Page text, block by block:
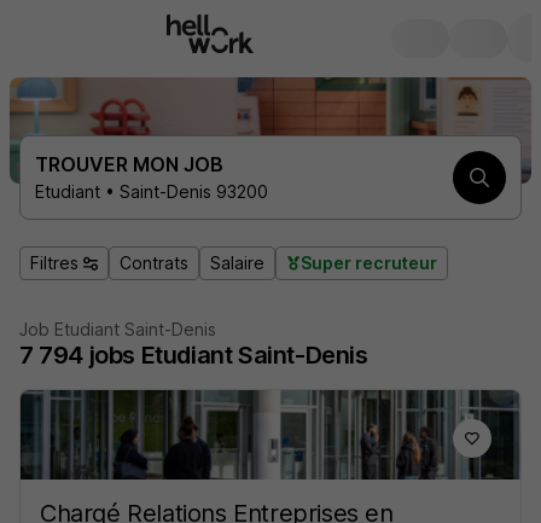
TROUVER MON JOB
Etudiant • Saint-Denis 93200
Filtres Contrats Salaire Super recruteur
Job Etudiant Saint-Denis
7 794 jobs Etudiant Saint-Denis
Chargé Relations Entreprises en